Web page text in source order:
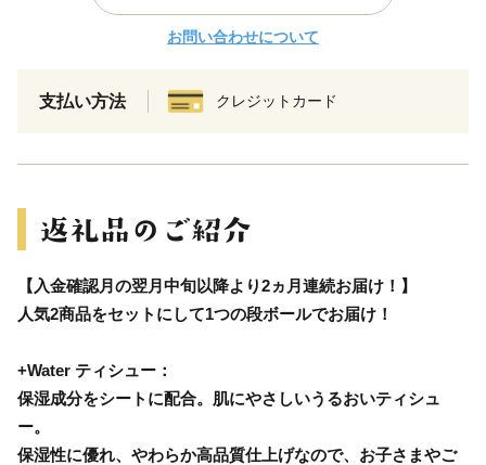
お問い合わせについて
支払い方法 クレジットカード
【入金確認月の翌月中旬以降より2ヵ月連続お届け！】
人気2商品をセットにして1つの段ボールでお届け！
+Water ティシュー：
保湿成分をシートに配合。肌にやさしいうるおいティシュ
ー。
保湿性に優れ、やわらか高品質仕上げなので、お子さまやご